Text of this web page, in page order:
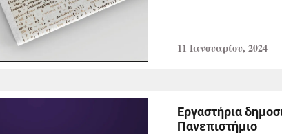
11 Ιανουαρίου, 2024
Εργαστήρια
Πανεπιστήμιο